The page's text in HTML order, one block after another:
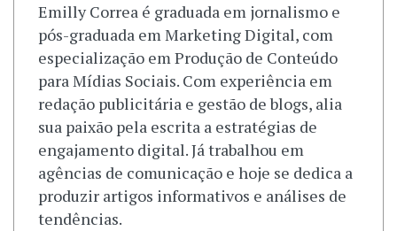
Emilly Correa é graduada em jornalismo e
pós-graduada em Marketing Digital, com
especialização em Produção de Conteúdo
para Mídias Sociais. Com experiência em
redação publicitária e gestão de blogs, alia
sua paixão pela escrita a estratégias de
engajamento digital. Já trabalhou em
agências de comunicação e hoje se dedica a
produzir artigos informativos e análises de
tendências.